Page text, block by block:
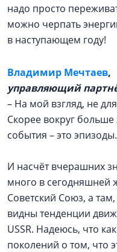
надо просто
можно черпать
в наступающем году!
Владимир Мечтаев,
управляющий
– На мой взгляд, не
Скорее вокруг
события – это эпизоды.
И насчёт вчерашних
много в сегодняшней
Советский Союз, а
видны тенденции
USSR. Надеюсь, что
поколений о том, что